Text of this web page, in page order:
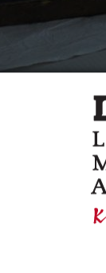
–
am
in der
Rolle erinnern,
In ihrem